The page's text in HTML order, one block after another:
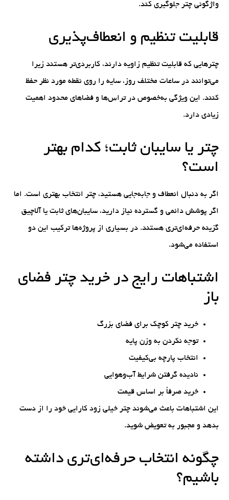
واژگونی چتر جلوگیری کند.
قابلیت تنظیم و انعطاف‌پذیری
چترهایی که قابلیت تنظیم زاویه دارند، کاربردی‌تر هستند زیرا
می‌توانند در ساعات مختلف روز، سایه را روی نقطه مورد نظر حفظ
کنند. این ویژگی به‌خصوص در تراس‌ها و فضاهای محدود اهمیت
زیادی دارد.
چتر یا سایبان ثابت؛ کدام بهتر
است؟
اگر به دنبال انعطاف و جابه‌جایی هستید، چتر انتخاب بهتری است. اما
اگر پوشش دائمی و گسترده نیاز دارید، سایبان‌های ثابت یا آلاچیق
گزینه حرفه‌ای‌تری هستند. در بسیاری از پروژه‌ها ترکیب این دو
استفاده می‌شود.
اشتباهات رایج در خرید چتر فضای
باز
خرید چتر کوچک برای فضای بزرگ
توجه نکردن به وزن پایه
انتخاب پارچه بی‌کیفیت
نادیده گرفتن شرایط آب‌وهوایی
خرید صرفاً بر اساس قیمت
این اشتباهات باعث می‌شوند چتر خیلی زود کارایی خود را از دست
بدهد و مجبور به تعویض شوید.
چگونه انتخاب حرفه‌ای‌تری داشته
باشیم؟